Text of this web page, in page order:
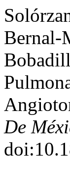
Bernal-
De